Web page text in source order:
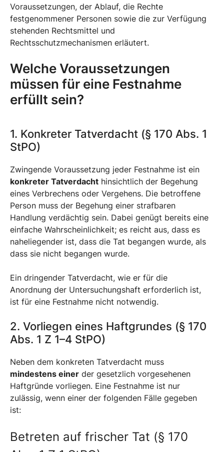
Voraussetzungen, der Ablauf, die Rechte
festgenommener Personen sowie die zur Verfügung
stehenden Rechtsmittel und
Rechtsschutzmechanismen erläutert.
Welche Voraussetzungen
müssen für eine Festnahme
erfüllt sein?
1. Konkreter Tatverdacht (§ 170 Abs. 1
StPO)
Zwingende Voraussetzung jeder Festnahme ist ein
konkreter Tatverdacht hinsichtlich der Begehung
eines Verbrechens oder Vergehens. Die betroffene
Person muss der Begehung einer strafbaren
Handlung verdächtig sein. Dabei genügt bereits eine
einfache Wahrscheinlichkeit; es reicht aus, dass es
naheliegender ist, dass die Tat begangen wurde, als
dass sie nicht begangen wurde.
Ein dringender Tatverdacht, wie er für die
Anordnung der Untersuchungshaft erforderlich ist,
ist für eine Festnahme nicht notwendig.
2. Vorliegen eines Haftgrundes (§ 170
Abs. 1 Z 1–4 StPO)
Neben dem konkreten Tatverdacht muss
mindestens einer der gesetzlich vorgesehenen
Haftgründe vorliegen. Eine Festnahme ist nur
zulässig, wenn einer der folgenden Fälle gegeben
ist:
Betreten auf frischer Tat (§ 170